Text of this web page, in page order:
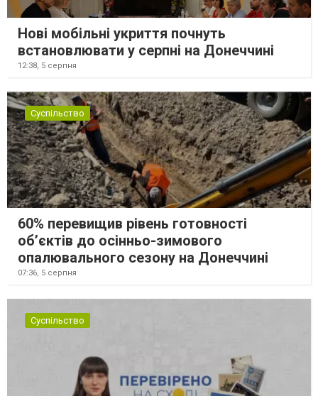
Нові мобільні укриття почнуть
встановлювати у серпні на Донеччині
12:38, 5 серпня
Суспільство
60% перевищив рівень готовності
об’єктів до осінньо-зимового
опалювального сезону на Донеччині
07:36, 5 серпня
Суспільство